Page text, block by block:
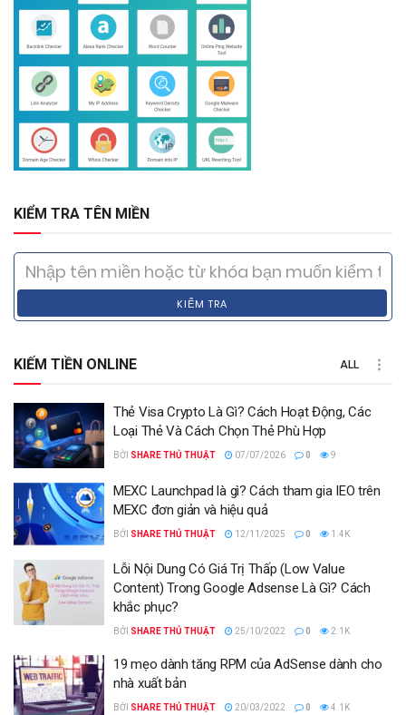
KIỂM TRA TÊN MIỀN
KIỂM TRA
KIẾM TIỀN ONLINE ALL
Thẻ Visa Crypto Là Gì? Cách Hoạt Động, Các
Loại Thẻ Và Cách Chọn Thẻ Phù Hợp
BỞI SHARE THỦ THUẬT 07/07/2026 0 9
MEXC Launchpad là gì? Cách tham gia IEO trên
MEXC đơn giản và hiệu quả
BỞI SHARE THỦ THUẬT 12/11/2025 0 1.4K
Lỗi Nội Dung Có Giá Trị Thấp (Low Value
Content) Trong Google Adsense Là Gì? Cách
khắc phục?
BỞI SHARE THỦ THUẬT 25/10/2022 0 2.1K
19 mẹo dành tăng RPM của AdSense dành cho
nhà xuất bản
BỞI SHARE THỦ THUẬT 20/03/2022 0 4.1K